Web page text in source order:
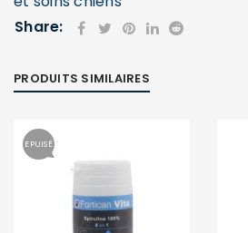
Share:
PRODUITS SIMILAIRES
EPUISÉ